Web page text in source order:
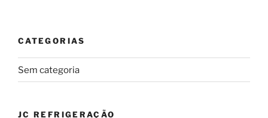
CATEGORIAS
Sem categoria
JC REFRIGERAÇÃO